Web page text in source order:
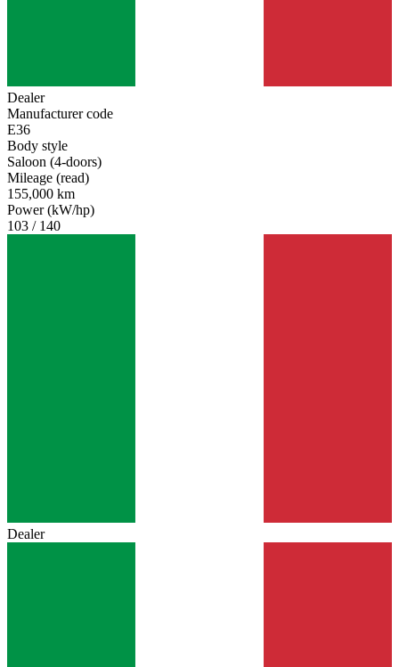
Dealer
Manufacturer code
E36
Body style
Saloon (4-doors)
Mileage (read)
155,000 km
Power (kW/hp)
103 / 140
Dealer